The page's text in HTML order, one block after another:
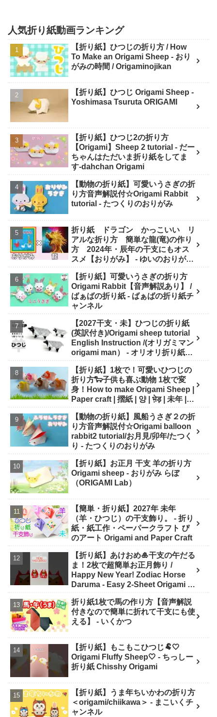
人気折り紙動画ランキング
【折り紙】ひつじの折り方 / How
To Make an Origami Sheep - おり
がみの時間 / Origaminojikan
【折り紙】ひつじ Origami Sheep -
Yoshimasa Tsuruta ORIGAMI
【折り紙】ひつじ2の折り方
【Origami】Sheep 2 tutorial - だー
ちゃんはただいま折り紙をしてま
す-dahchan Origami
【動物の折り紙】可愛いうさぎの折
り方音声解説付☆Origami Rabbit
tutorial - たつくりのおりがみ
折り紙 ドラゴン かっこいい リ
アルな折り方 簡単な龍(竜)の作り
方 2024年・辰年の干支にもオス
スメ【おりがみ】 - ゆいのおりがみ
【折り紙】可愛いうさぎの折り方
Origami Rabbit【音声解説あり】 /
ばぁばの折り紙 - ばぁばの折り紙チ
ャンネル
【2027干支・未】ひつじの折り紙
(英訳付き)/Origami sheep tutorial
English Instruction /(オリガミマン
origami man） - オリオリ折り紙マ
房あらき)
【折り紙】1枚で！可愛いひつじの
折り方🐑子供も喜ぶ動物 1枚で変
身！How to make Origami Sheep |
Paper craft | 摺紙 | 양 | भे़ड़ | 未年 |
【動物の折り紙】風船うさぎ２の折
り方音声解説付☆Origami balloon
rabbit2 tutorial/お月見/卯年/たつく
り - たつくりのおりがみ
【折り紙】お正月 干支 羊の折り方
Origami sheep - おりがみ らぼ
（ORIGAMI Lab）
【簡単・折り紙】2027年 未年
（羊・ひつじ）の干支飾り。 - 折り
紙・紙工作・ペーパークラフト ぴ
のアート Origami and Paper Craft
【折り紙】あけおめ🎍干支の午だる
ま！2枚で超簡単お正月飾り /
Happy New Year! Zodiac Horse
Daruma - Easy 2-Sheet Origami -
折り紙1枚で馬の作り方【音声解説
付きなので簡単に折れて干支にも使
える】 - いくかつ
【折り紙】もこもこひつじ🐏🤍
Origami Fluffy Sheep🤍 - ちっしー
折り紙 Chisshy Origami
【折り紙】うま年ちいかわの折り方
＜origami/chiikawa＞ - まこいくチ
ャンネル